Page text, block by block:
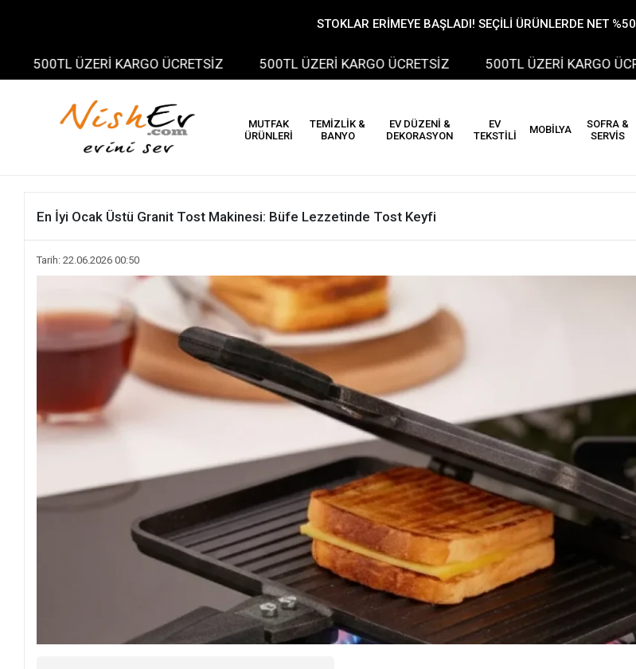
STOKLAR ERİMEYE BAŞLADI! SEÇİLİ ÜRÜNLERDE NET
ÜZERİ KARGO ÜCRETSİZ 500TL ÜZERİ KARGO ÜCRETSİZ 500TL ÜZERİ KARGO ÜCRETSİZ
MUTFAK
ÜRÜNLERİ
TEMİZLİK &
BANYO
EV DÜZENİ &
DEKORASYON
EV
TEKSTİLİ
MOBİLYA
SOFRA &
SERVİS
En İyi Ocak Üstü Granit Tost Makinesi: Büfe Lezzetinde Tost Keyfi
Tarih: 22.06.2026 00:50